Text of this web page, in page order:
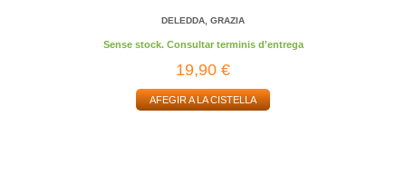
DELEDDA, GRAZIA
Sense stock. Consultar terminis d'entrega
19,90 €
AFEGIR A LA CISTELLA